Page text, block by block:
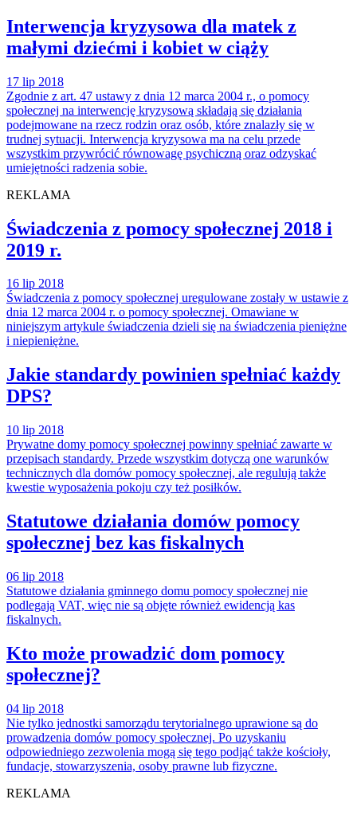
Interwencja kryzysowa dla matek z
małymi dziećmi i kobiet w ciąży
17 lip 2018
Zgodnie z art. 47 ustawy z dnia 12 marca 2004 r., o pomocy
społecznej na interwencję kryzysową składają się działania
podejmowane na rzecz rodzin oraz osób, które znalazły się w
trudnej sytuacji. Interwencja kryzysowa ma na celu przede
wszystkim przywrócić równowagę psychiczną oraz odzyskać
umiejętności radzenia sobie.
REKLAMA
Świadczenia z pomocy społecznej 2018 i
2019 r.
16 lip 2018
Świadczenia z pomocy społecznej uregulowane zostały w ustawie z
dnia 12 marca 2004 r. o pomocy społecznej. Omawiane w
niniejszym artykule świadczenia dzieli się na świadczenia pieniężne
i niepieniężne.
Jakie standardy powinien spełniać każdy
DPS?
10 lip 2018
Prywatne domy pomocy społecznej powinny spełniać zawarte w
przepisach standardy. Przede wszystkim dotyczą one warunków
technicznych dla domów pomocy społecznej, ale regulują także
kwestie wyposażenia pokoju czy też posiłków.
Statutowe działania domów pomocy
społecznej bez kas fiskalnych
06 lip 2018
Statutowe działania gminnego domu pomocy społecznej nie
podlegają VAT, więc nie są objęte również ewidencją kas
fiskalnych.
Kto może prowadzić dom pomocy
społecznej?
04 lip 2018
Nie tylko jednostki samorządu terytorialnego uprawione są do
prowadzenia domów pomocy społecznej. Po uzyskaniu
odpowiedniego zezwolenia mogą się tego podjąć także kościoły,
fundacje, stowarzyszenia, osoby prawne lub fizyczne.
REKLAMA